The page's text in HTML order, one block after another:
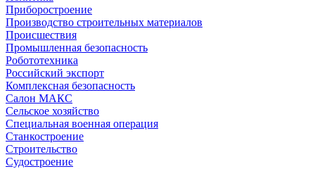
Приборостроение
Производство строительных материалов
Происшествия
Промышленная безопасность
Робототехника
Российский экспорт
Комплексная безопасность
Салон МАКС
Сельское хозяйство
Специальная военная операция
Станкостроение
Строительство
Судостроение